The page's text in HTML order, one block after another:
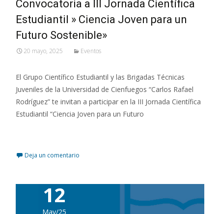
Convocatoria a III Jornada Científica
Estudiantil » Ciencia Joven para un
Futuro Sostenible»
20 mayo, 2025 Eventos
El Grupo Científico Estudiantil y las Brigadas Técnicas
Juveniles de la Universidad de Cienfuegos “Carlos Rafael
Rodríguez” te invitan a participar en la III Jornada Científica
Estudiantil “Ciencia Joven para un Futuro
Deja un comentario
12
May/25